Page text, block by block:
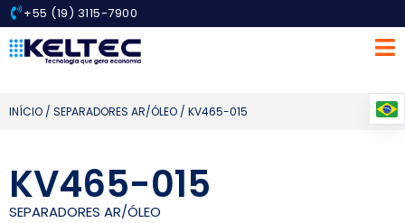
+55 (19) 3115-7900
INÍCIO / SEPARADORES AR/ÓLEO / KV465-015
KV465-015
SEPARADORES AR/ÓLEO